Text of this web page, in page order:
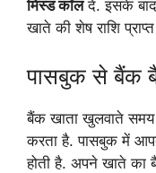
मिस्ड कॉलदें. इसके
खाते की शेष राशि प्राप्त
पासबुक से बैंक
बैंक खाता खुलवाते समय
करता है. पासबुक में
होती है. अपने खाते